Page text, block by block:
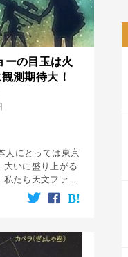
ーの目玉は火
測期待大！
人にとっては東京
大いに盛り上がる
私たち天文ファン
イベントは、小惑
で大成功を収めた